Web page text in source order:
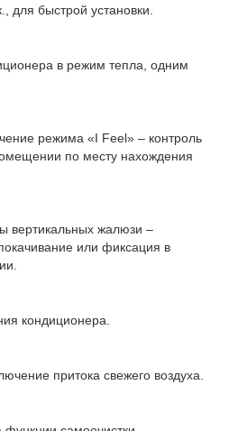
для быстрой установки.
в режим тепла, одним
режима «I Feel» – контроль
по месту нахождения
вертикальных жалюзи –
или фиксация в
кондиционера.
притока свежего воздуха.